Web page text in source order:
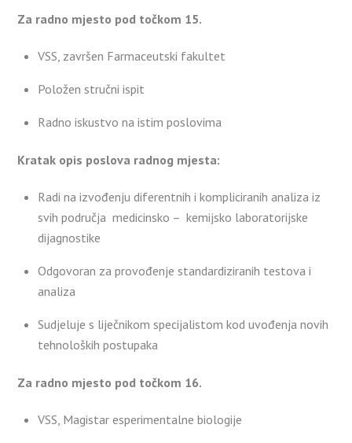
Za radno mjesto pod točkom 15.
VSS, završen Farmaceutski fakultet
Položen stručni ispit
Radno iskustvo na istim poslovima
Kratak opis poslova radnog mjesta:
Radi na izvođenju diferentnih i kompliciranih analiza iz
svih područja medicinsko – kemijsko laboratorijske
dijagnostike
Odgovoran za provođenje standardiziranih testova i
analiza
Sudjeluje s liječnikom specijalistom kod uvođenja novih
tehnoloških postupaka
Za radno mjesto pod točkom 16.
VSS, Magistar esperimentalne biologije